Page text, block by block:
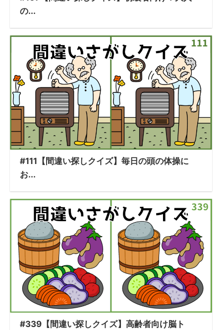
の...
#111【間違い探しクイズ】毎日の頭の体操に
お...
#339【間違い探しクイズ】高齢者向け脳ト